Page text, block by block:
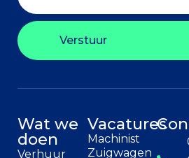
Verstuur
Wat we
doen
Verhuur
Vacatures
Machinist
Zuigwagen